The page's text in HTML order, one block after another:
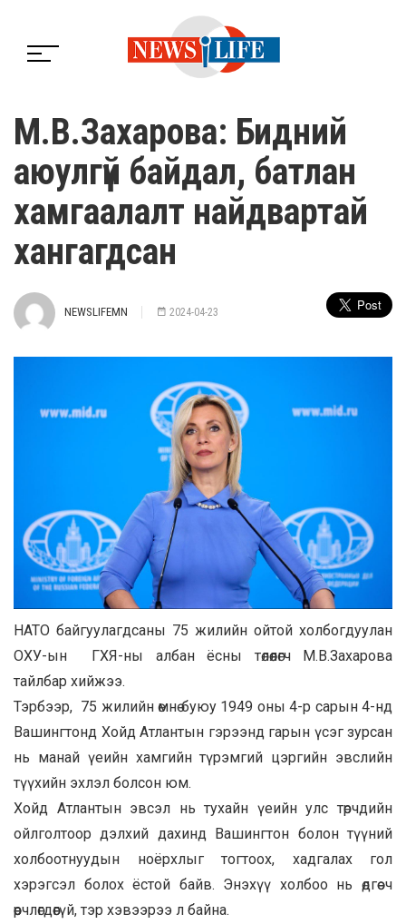
М.В.Захарова: Бидний
аюулгүй байдал, батлан
хамгаалалт найдвартай
хангагдсан
NEWSLIFEMN 2024-04-23
НАТО байгуулагдсаны 75 жилийн ойтой холбогдуулан
ОХУ-ын ГХЯ-ны албан ёсны төлөөлөгч М.В.Захарова
тайлбар хийжээ.
Тэрбээр, 75 жилийн өмнө буюу 1949 оны 4-р сарын 4-нд
Вашингтонд Хойд Атлантын гэрээнд гарын үсэг зурсан
нь манай үеийн хамгийн түрэмгий цэргийн эвслийн
түүхийн эхлэл болсон юм.
Хойд Атлантын эвсэл нь тухайн үеийн улс төрчдийн
ойлголтоор дэлхий дахинд Вашингтон болон түүний
холбоотнуудын ноёрхлыг тогтоох, хадгалах гол
хэрэгсэл болох ёстой байв. Энэхүү холбоо нь өдгөө ч
өөрчлөгдөөгүй, тэр хэвээрээ л байна.